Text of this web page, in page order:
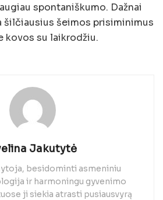
spontaniškumo. Dažnai
šilčiausius šeimos prisiminimus
kovos su laikrodžiu.
Jakutytė
besidominti asmeniniu
ir harmoningu gyvenimo
ji siekia atrasti pusiausvyrą